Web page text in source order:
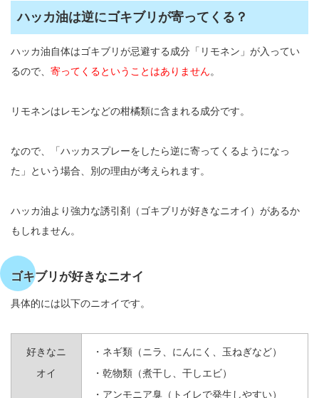
ハッカ油は逆にゴキブリが寄ってくる？
ハッカ油自体はゴキブリが忌避する成分「リモネン」が入ってい
るので、 寄ってくるということはありません。
リモネンはレモンなどの柑橘類に含まれる成分です。
なので、「ハッカスプレーをしたら逆に寄ってくるようになっ
た」という場合、別の理由が考えられます。
ハッカ油より強力な誘引剤（ゴキブリが好きなニオイ）があるか
もしれません。
ゴキブリが好きなニオイ
具体的には以下のニオイです。
好きなニ
オイ
・ネギ類（ニラ、にんにく、玉ねぎなど）
・乾物類（煮干し、干しエビ）
・アンモニア臭（トイレで発生しやすい）